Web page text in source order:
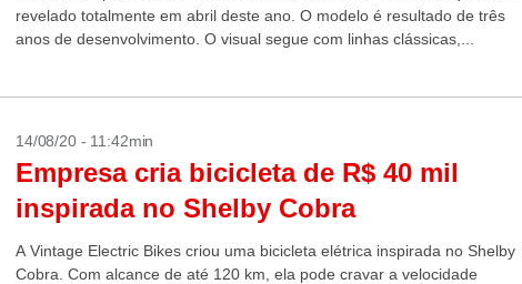
revelado totalmente em abril deste ano. O modelo é resultado de três
anos de desenvolvimento. O visual segue com linhas clássicas,...
14/08/20 - 11:42min
Empresa cria bicicleta de R$ 40 mil
inspirada no Shelby Cobra
A Vintage Electric Bikes criou uma bicicleta elétrica inspirada no Shelby
Cobra. Com alcance de até 120 km, ela pode cravar a velocidade